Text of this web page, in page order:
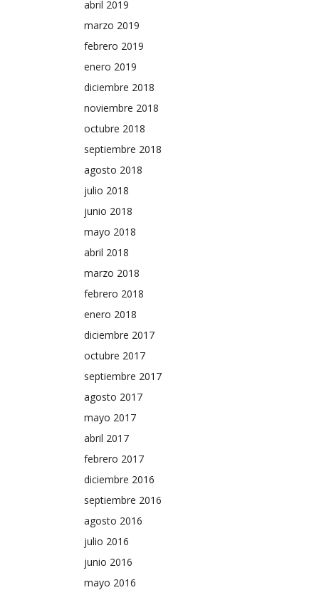
abril 2019
marzo 2019
febrero 2019
enero 2019
diciembre 2018
noviembre 2018
octubre 2018
septiembre 2018
agosto 2018
julio 2018
junio 2018
mayo 2018
abril 2018
marzo 2018
febrero 2018
enero 2018
diciembre 2017
octubre 2017
septiembre 2017
agosto 2017
mayo 2017
abril 2017
febrero 2017
diciembre 2016
septiembre 2016
agosto 2016
julio 2016
junio 2016
mayo 2016